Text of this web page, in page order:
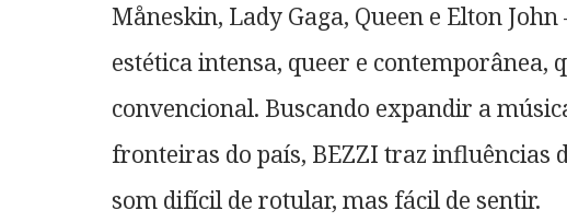
Måneskin, Lady Gaga, Queen e Elton
estética intensa, queer e contemporânea,
convencional. Buscando expandir a
fronteiras do país, BEZZI traz influências
som difícil de rotular, mas fácil de sentir.